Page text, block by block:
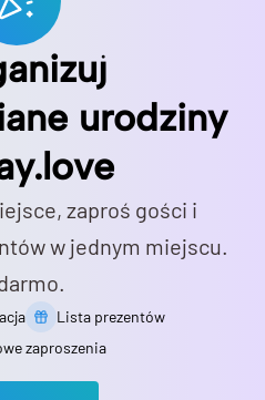
urodziny
zaproś gości i
w jednym miejscu.
Lista prezentów
zaproszenia